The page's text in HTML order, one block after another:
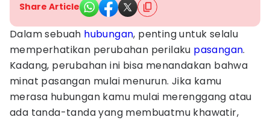
Share Article
Dalam sebuah hubungan, penting untuk selalu
memperhatikan perubahan perilaku pasangan.
Kadang, perubahan ini bisa menandakan bahwa
minat pasangan mulai menurun. Jika kamu
merasa hubungan kamu mulai merenggang atau
ada tanda-tanda yang membuatmu khawatir,